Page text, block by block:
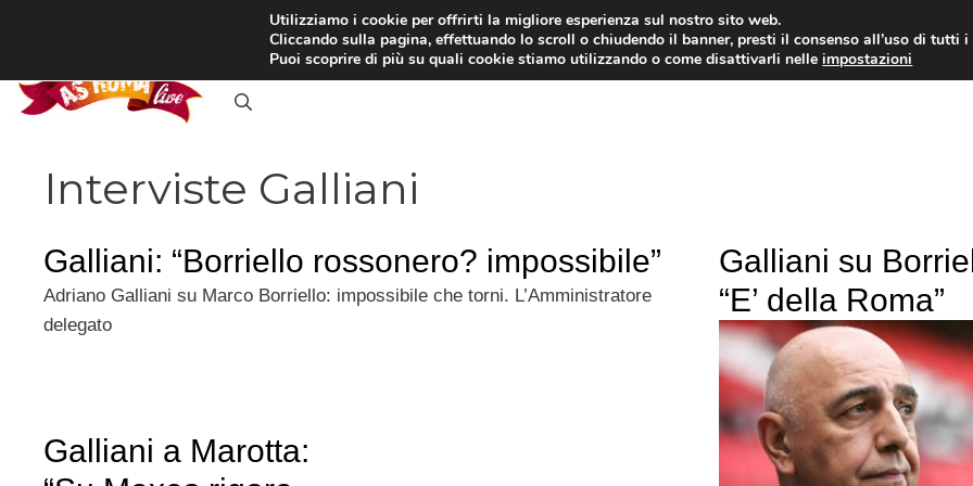
RASSEGNA STAMPA INTERVISTE CALCIOMERCATO CAMPIONATO
Interviste Galliani
Galliani: “Borriello rossonero? impossibile”
Adriano Galliani su Marco Borriello: impossibile che torni. L’Amministratore
delegato
Galliani su
“E’ della Roma”
Galliani a Marotta:
Utilizziamo i cookie per offrirti la migliore esperienza sul nostro sito web.
Cliccando sulla pagina, effettuando lo scroll o chiudendo il banner, presti il consenso all’uso di tutti i
Puoi scoprire di più su quali cookie stiamo utilizzando o come disattivarli nelleimpostazioni